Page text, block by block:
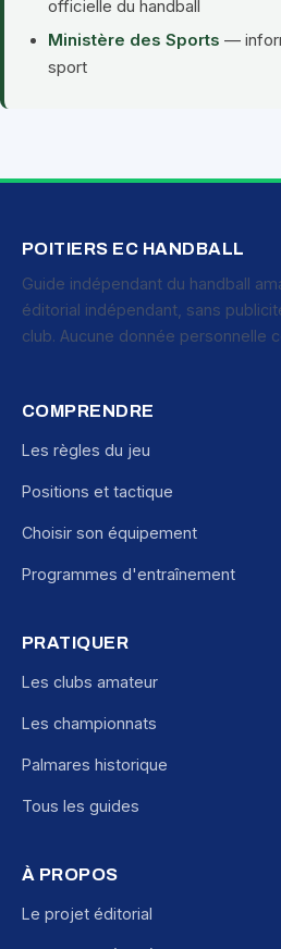
officielle du handball
Ministère des Sports —
sport
POITIERS EC HANDBALL
Guide indépendant du handball
éditorial indépendant, sans
club. Aucune donnée personnelle
COMPRENDRE
Les règles du jeu
Positions et tactique
Choisir son équipement
Programmes d'entraînement
PRATIQUER
Les clubs amateur
Les championnats
Palmares historique
Tous les guides
À PROPOS
Le projet éditorial